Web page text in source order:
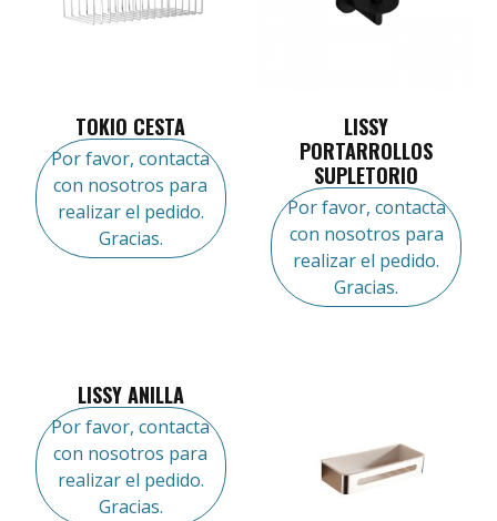
TOKIO CESTA
Por favor, contacta
con nosotros para
realizar el pedido.
Gracias.
LISSY
PORTARROLLOS
SUPLETORIO
Por favor, contacta
con nosotros para
realizar el pedido.
Gracias.
LISSY ANILLA
Por favor, contacta
con nosotros para
realizar el pedido.
Gracias.